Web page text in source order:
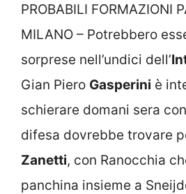
PROBABILI FORMAZIONI
MILANO – Potrebbero
sorprese nell’undici dell’
Gian Piero Gasperini è
schierare domani sera
difesa dovrebbe trovare
Zanetti, con Ranocchia
panchina insieme a